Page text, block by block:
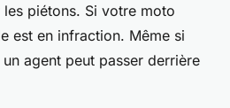
piétons. Si votre moto
est en infraction. Même si
agent peut passer derrière